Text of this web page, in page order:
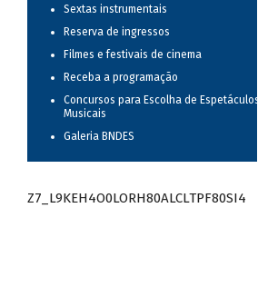
Sextas instrumentais
Reserva de ingressos
Filmes e festivais de cinema
Receba a programação
Concursos para Escolha de Espetáculos
Musicais
Galeria BNDES
Z7_L9KEH4O0LORH80ALCLTPF80SI4